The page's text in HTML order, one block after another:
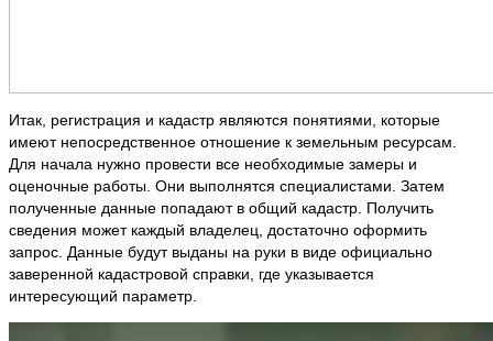
Итак, регистрация и кадастр являются понятиями, которые
имеют непосредственное отношение к земельным ресурсам.
Для начала нужно провести все необходимые замеры и
оценочные работы. Они выполнятся специалистами. Затем
полученные данные попадают в общий кадастр. Получить
сведения может каждый владелец, достаточно оформить
запрос. Данные будут выданы на руки в виде официально
заверенной кадастровой справки, где указывается
интересующий параметр.